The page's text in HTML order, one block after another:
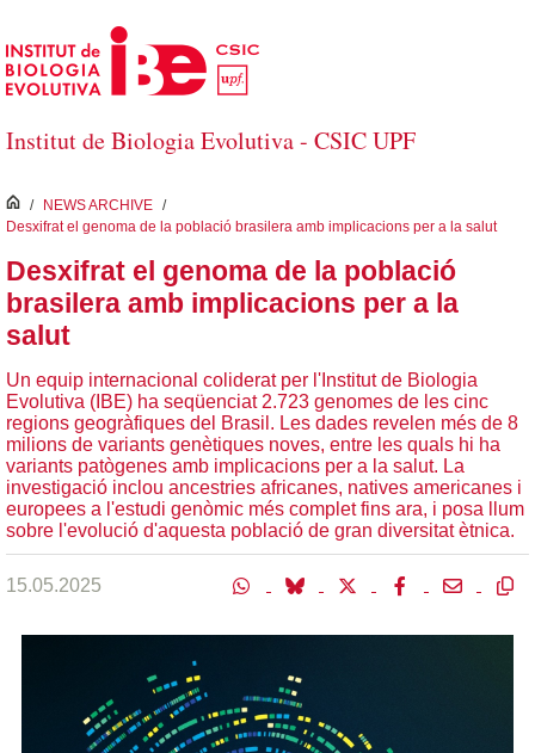
Salta al contingut principal
Institut de Biologia Evolutiva - CSIC UPF
inici
/ NEWS ARCHIVE /
Desxifrat el genoma de la població brasilera amb implicacions per a la salut
Desxifrat el genoma de la població
brasilera amb implicacions per a la
salut
Un equip internacional coliderat per l'Institut de Biologia
Evolutiva (IBE) ha seqüenciat 2.723 genomes de les cinc
regions geogràfiques del Brasil. Les dades revelen més de 8
milions de variants genètiques noves, entre les quals hi ha
variants patògenes amb implicacions per a la salut. La
investigació inclou ancestries africanes, natives americanes i
europees a l'estudi genòmic més complet fins ara, i posa llum
sobre l'evolució d'aquesta població de gran diversitat ètnica.
15.05.2025